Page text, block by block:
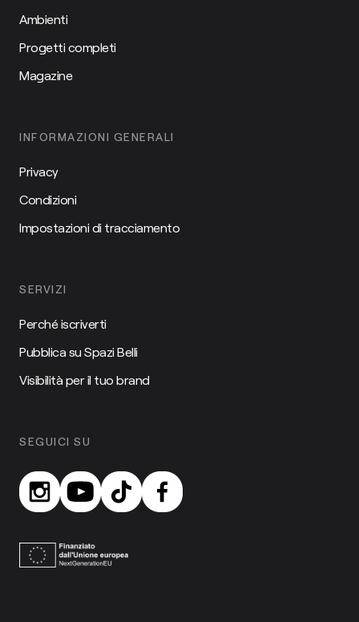
Ambienti
Progetti completi
Magazine
INFORMAZIONI GENERALI
Privacy
Condizioni
Impostazioni di tracciamento
SERVIZI
Perché iscriverti
Pubblica su Spazi Belli
Visibilità per il tuo brand
SEGUICI SU